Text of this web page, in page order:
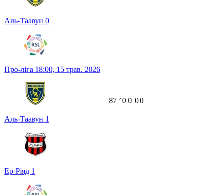
Аль-Таавун 0
Про-ліга 18:00, 15 трав. 2026
Аль-Таавун 1
Ер-Ріяд 1
87 ʼ0 0 00